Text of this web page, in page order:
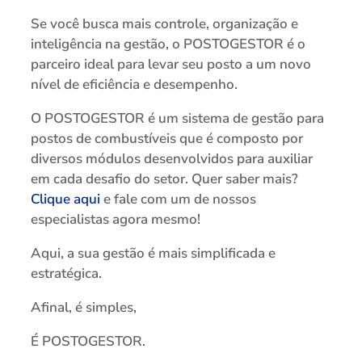
Se você busca mais controle, organização e
inteligência na gestão, o POSTOGESTOR é o
parceiro ideal para levar seu posto a um novo
nível de eficiência e desempenho.
O POSTOGESTOR é um sistema de gestão para
postos de combustíveis que é composto por
diversos módulos desenvolvidos para auxiliar
em cada desafio do setor. Quer saber mais?
Clique aqui e fale com um de nossos
especialistas agora mesmo!
Aqui, a sua gestão é mais simplificada e
estratégica.
Afinal, é simples,
É POSTOGESTOR.